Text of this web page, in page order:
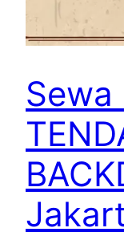
Sewa